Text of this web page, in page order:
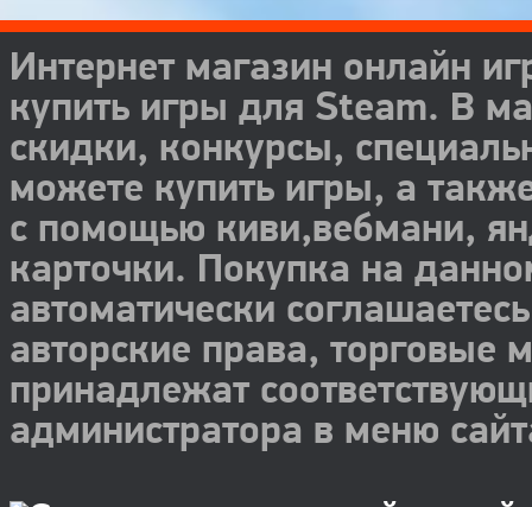
Интернет магазин онлайн
купить игры для Steam. В
скидки, конкурсы,
можете купить игры, а
с помощью киви,вебмани,
карточки. Покупка на
автоматически
авторские права, торговые
принадлежат
администратора в меню